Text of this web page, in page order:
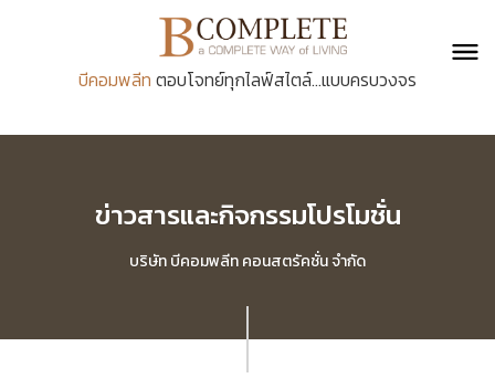
บีคอมพลีท ตอบโจทย์ทุกไลฟ์สไตล์...แบบครบวงจร
ข่าวสารและกิจกรรมโปรโมชั่น
บริษัท บีคอมพลีท คอนสตรัคชั่น จำกัด